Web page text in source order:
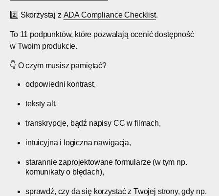
2️⃣ Skorzystaj z ADA Compliance Checklist.
To 11 podpunktów, które pozwalają ocenić dostępność
w Twoim produkcie.
👇 O czym musisz pamiętać?
odpowiedni kontrast,
teksty alt,
transkrypcje, bądź napisy CC w filmach,
intuicyjna i logiczna nawigacja,
starannie zaprojektowane formularze (w tym np.
komunikaty o błędach),
sprawdź, czy da się korzystać z Twojej strony, gdy np.